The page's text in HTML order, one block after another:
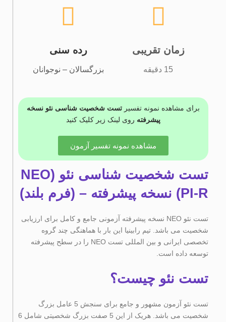
زمان تقریبی
15 دقیقه
رده سنی
بزرگسالان – نوجوانان
برای مشاهده نمونه تفسیر تست شخصیت شناسی نئو نسخه
پیشرفته روی لینک زیر کلیک کنید
مشاهده نمونه تفسیر آزمون
تست شخصیت شناسی نئو (NEO
PI-R) نسخه پیشرفته – (فرم بلند)
تست نئو NEO نسخه پیشرفته آزمونی جامع و کامل برای ارزیابی
شخصیت می باشد. تیم رابینیا این بار با هماهنگی چند گروه
تخصصی ایرانی و بین المللی تست NEO را در سطح پیشرفته
توسعه داده است.
تست نئو چیست؟
تست نئو آزمون مشهور و جامع برای سنجش 5 عامل بزرگ
شخصیت می باشد. هریک از این 5 صفت بزرگ شخصیتی شامل 6